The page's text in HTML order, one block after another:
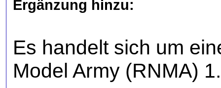
Ergänzung hinzu:
Es handelt sich um
Model Army (RNMA)